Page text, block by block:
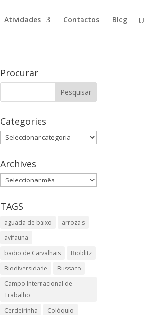
Atividades Contactos Blog
Procurar
Categories
Categories
Archives
Archives
TAGS
aguada de baixo
arrozais
avifauna
badio de Carvalhais
Bioblitz
Biodiversidade
Bussaco
Campo Internacional de
Trabalho
Cerdeirinha
Colóquio